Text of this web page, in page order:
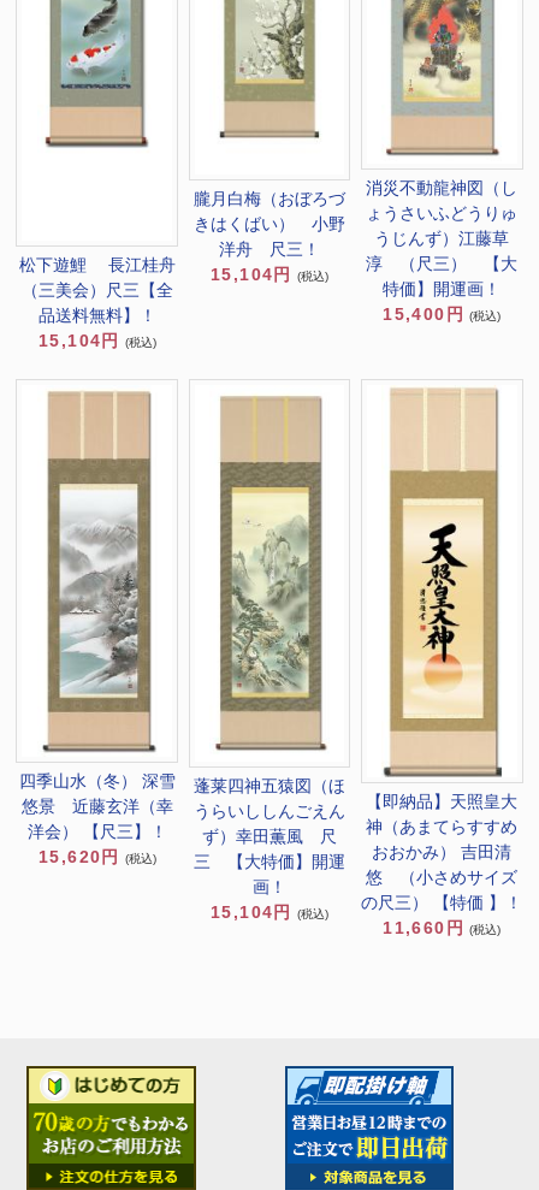
松下遊鯉 長江桂舟
（三美会）尺三【全
品送料無料】！
15,104円
(税込)
朧月白梅（おぼろづ
きはくばい） 小野
洋舟 尺三！
15,104円
(税込)
消災不動龍神図（し
ょうさいふどうりゅ
うじんず）江藤草
淳 （尺三） 【大
特価】開運画！
15,400円
(税込)
四季山水（冬） 深雪
悠景 近藤玄洋（幸
洋会） 【尺三】！
15,620円
(税込)
蓬莱四神五猿図（ほ
うらいししんごえん
ず）幸田薫風 尺
三 【大特価】開運
画！
15,104円
(税込)
【即納品】天照皇大
神（あまてらすすめ
おおかみ） 吉田清
悠 （小さめサイズ
の尺三） 【特価 】！
11,660円
(税込)